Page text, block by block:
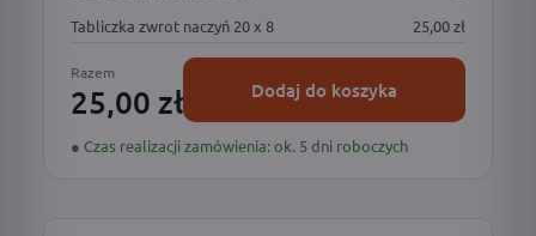
Tabliczka zwrot naczyń 20 x 8 25,00 zł
Razem
25,00 zł Dodaj do koszyka
● Czas realizacji zamówienia: ok. 5 dni roboczych